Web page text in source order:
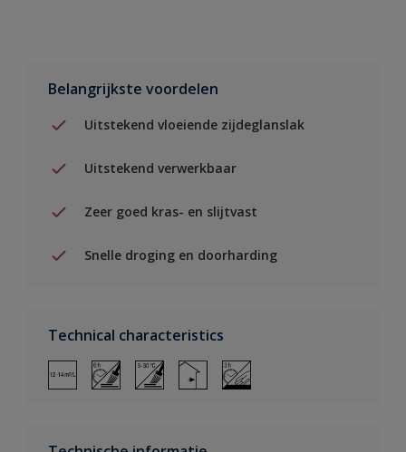
Belangrijkste voordelen
Uitstekend vloeiende zijdeglanslak
Uitstekend verwerkbaar
Zeer goed kras- en slijtvast
Snelle droging en doorharding
Technical characteristics